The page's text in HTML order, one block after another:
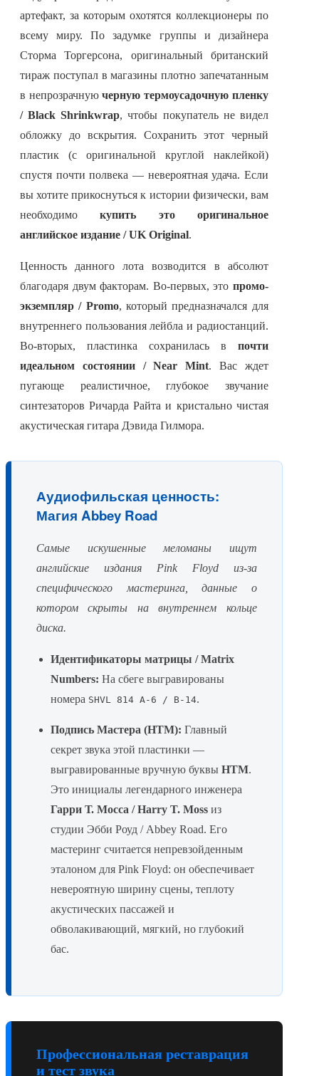
артефакт, за которым охотятся коллекционеры по
всему миру. По задумке группы и дизайнера
Сторма Торгерсона, оригинальный британский
тираж поступал в магазины плотно запечатанным
в непрозрачнуючерную термоусадочную пленку
/ Black Shrinkwrap, чтобы покупатель не видел
обложку до вскрытия. Сохранить этот черный
пластик (с оригинальной круглой наклейкой)
спустя почти полвека — невероятная удача. Если
вы хотите прикоснуться к истории физически, вам
необходимокупить это оригинальное
английское издание / UK Original.
Ценность данного лота возводится в абсолют
благодаря двум факторам. Во-первых, это промо-
экземпляр / Promo, который предназначался для
внутреннего пользования лейбла и радиостанций.
Во-вторых, пластинка сохранилась в почти
идеальном состоянии / Near Mint. Вас ждет
пугающе реалистичное, глубокое звучание
синтезаторов Ричарда Райта и кристально чистая
акустическая гитара Дэвида Гилмора.
Аудиофильская ценность:
Магия Abbey Road
Самые искушенные меломаны ищут
английские издания Pink Floyd из-за
специфического мастеринга, данные о
котором скрыты на внутреннем кольце
диска.
Идентификаторы матрицы / Matrix
Numbers: На сбеге выгравированы
номера SHVL 814 A-6 / B-14.
Подпись Мастера (HTM): Главный
секрет звука этой пластинки —
выгравированные вручную буквы HTM.
Это инициалы легендарного инженера
Гарри Т. Мосса / Harry T. Moss из
студии Эбби Роуд / Abbey Road. Его
мастеринг считается непревзойденным
эталоном для Pink Floyd: он обеспечивает
невероятную ширину сцены, теплоту
акустических пассажей и
обволакивающий, мягкий, но глубокий
бас.
Профессиональная реставрация
и тест звука